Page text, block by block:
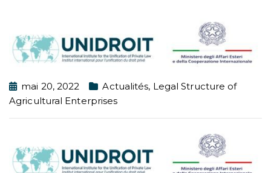
mai 20, 2022 Actualités, Legal Structure of
Agricultural Enterprises